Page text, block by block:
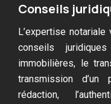
Conseils
L’expertise
conseils
immobilières, le
transmission
rédaction,